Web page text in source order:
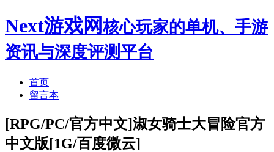
Next游戏网核心玩家的单机、手游
资讯与深度评测平台
首页
留言本
[RPG/PC/官方中文]淑女骑士大冒险官方
中文版[1G/百度微云]